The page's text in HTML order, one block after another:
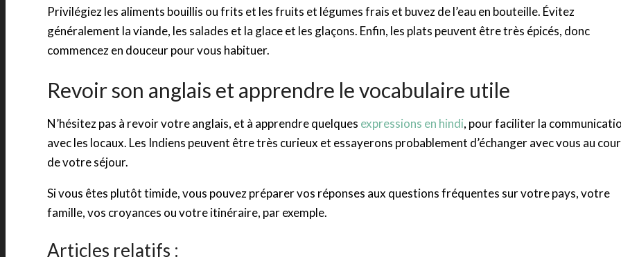
Privilégiez les aliments bouillis ou frits et les fruits et légumes frais et buvez de l’eau en bouteille. Évitez
généralement la viande, les salades et la glace et les glaçons. Enfin, les plats peuvent être très épicés, donc
commencez en douceur pour vous habituer.
Revoir son anglais et apprendre le vocabulaire utile
N’hésitez pas à revoir votre anglais, et à apprendre quelques expressions en hindi, pour faciliter la
avec les locaux. Les Indiens peuvent être très curieux et essayerons probablement d’échanger avec vous au
de votre séjour.
Si vous êtes plutôt timide, vous pouvez préparer vos réponses aux questions fréquentes sur votre pays, votre
famille, vos croyances ou votre itinéraire, par exemple.
Articles relatifs :